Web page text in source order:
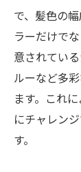
で、髪色の
ラーだけで
意されてい
ルーなど多
ます。これ
にチャレン
す。